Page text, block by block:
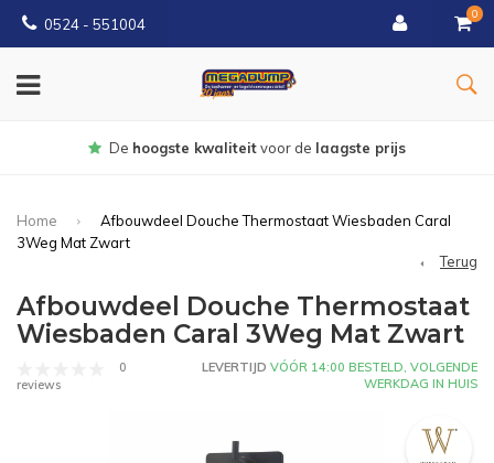
0524 - 551004
0
Gratisbezorgd vanaf €150
Home
Afbouwdeel Douche Thermostaat Wiesbaden Caral
3Weg Mat Zwart
Terug
Afbouwdeel Douche Thermostaat
Wiesbaden Caral 3Weg Mat Zwart
0
reviews
LEVERTIJD VÓÓR 14:00 BESTELD, VOLGENDE
WERKDAG IN HUIS